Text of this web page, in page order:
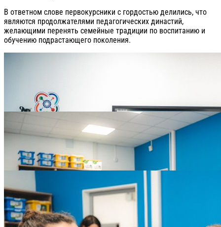
В ответном слове первокурсники с гордостью делились, что
являются продолжателями педагогических династий,
желающими перенять семейные традиции по воспитанию и
обучению подрастающего поколения.